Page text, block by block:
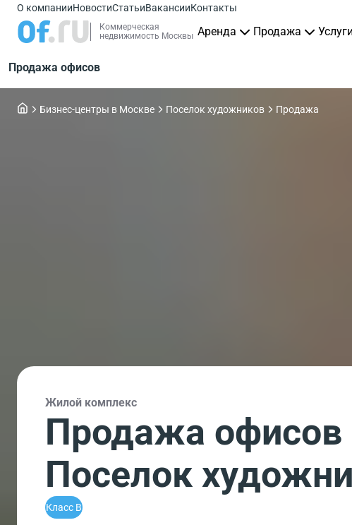
О компанииНовостиСтатьиВакансииКонтакты
Коммерческая
недвижимость Москвы Аренда Продажа Услуги
Продажа офисов
Бизнес-центры в Москве Поселок художников Продажа
Жилой комплекс
Продажа
Поселок
Класс B